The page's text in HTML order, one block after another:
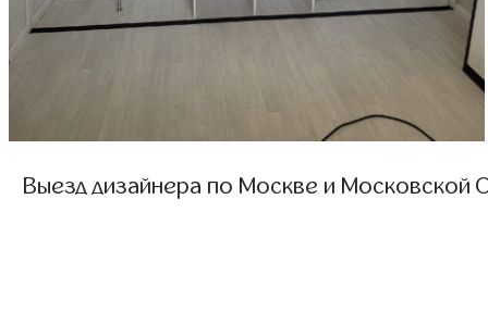
Выезд дизайнера по Москве и Московской